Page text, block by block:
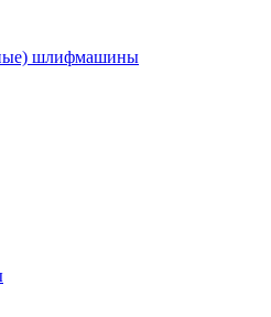
шлифмашины